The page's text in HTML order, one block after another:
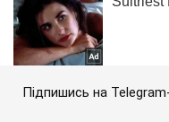
Підпишись на